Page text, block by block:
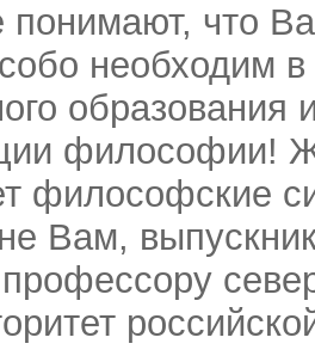
понимают, что
необходим
философии!
философские
Вам,